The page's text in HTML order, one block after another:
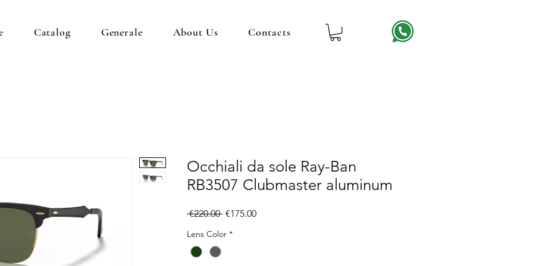
Catalog Generale About Us Contacts
Occhiali da sole Ray-Ban
RB3507 Clubmaster aluminum
€220.00 Regular
€175.00Sale
Lens Color *